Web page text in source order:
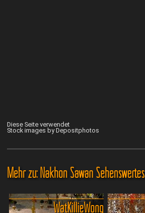
Diese Seite verwendet
Stock images by Depositphotos
Mehr zu: Nakhon Sawan Sehenswertes
Wat Killie Wong